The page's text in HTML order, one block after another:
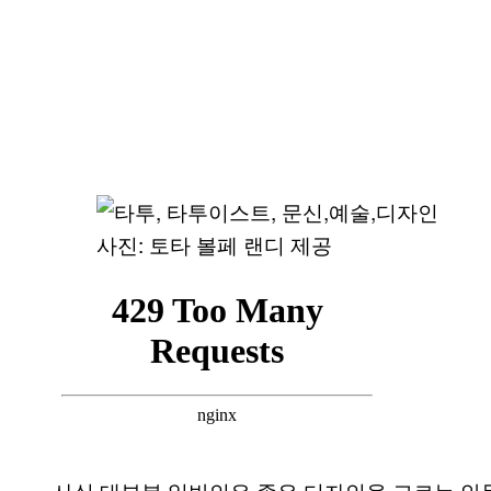
사진: 토타 볼페 랜디 제공